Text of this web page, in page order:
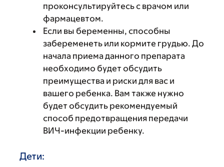
проконсультируйтесь с врачом или
фармацевтом.
Если вы беременны, способны
забеременеть или кормите грудью. До
начала приема данного препарата
необходимо будет обсудить
преимущества и риски для вас и
вашего ребенка. Вам также нужно
будет обсудить рекомендуемый
способ предотвращения передачи
ВИЧ-инфекции ребенку.
Дети: